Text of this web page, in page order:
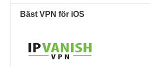
Bäst VPN för iOS